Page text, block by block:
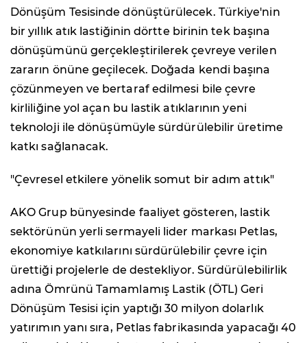
Dönüşüm Tesisinde dönüştürülecek. Türkiye'nin
bir yıllık atık lastiğinin dörtte birinin tek başına
dönüşümünü gerçekleştirilerek çevreye verilen
zararın önüne geçilecek. Doğada kendi başına
çözünmeyen ve bertaraf edilmesi bile çevre
kirliliğine yol açan bu lastik atıklarının yeni
teknoloji ile dönüşümüyle sürdürülebilir üretime
katkı sağlanacak.
"Çevresel etkilere yönelik somut bir adım attık"
AKO Grup bünyesinde faaliyet gösteren, lastik
sektörünün yerli sermayeli lider markası Petlas,
ekonomiye katkılarını sürdürülebilir çevre için
ürettiği projelerle de destekliyor. Sürdürülebilirlik
adına Ömrünü Tamamlamış Lastik (ÖTL) Geri
Dönüşüm Tesisi için yaptığı 30 milyon dolarlık
yatırımın yanı sıra, Petlas fabrikasında yapacağı 40